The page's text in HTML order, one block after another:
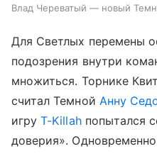
Влад Череватый — новый
Для Светлых перемены
подозрения внутри
множиться. Торнике
считал Темной Анну
игруT-Killahпопытался
доверия».